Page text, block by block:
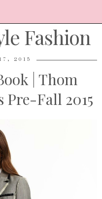
Fashion
2015
| Thom
Pre-Fall 2015